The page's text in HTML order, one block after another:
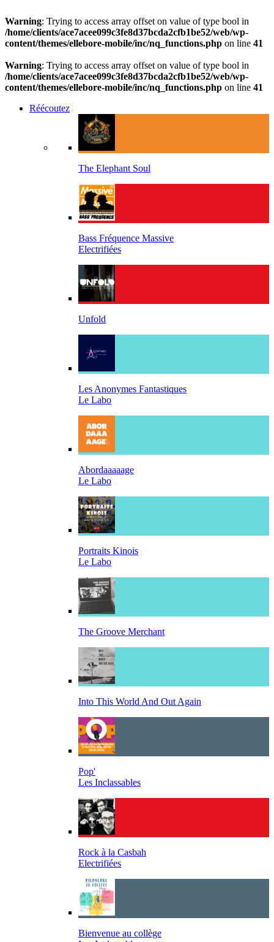
Warning: Trying to access array offset on value of type bool in
/home/clients/ace7acee099c3fe8d37bcda2cfb1be52/web/wp-
content/themes/ellebore-mobile/inc/nq_functions.php on line 41
Warning: Trying to access array offset on value of type bool in
/home/clients/ace7acee099c3fe8d37bcda2cfb1be52/web/wp-
content/themes/ellebore-mobile/inc/nq_functions.php on line 41
Réécoutez
The Elephant Soul
Bass Fréquence Massive
Electrifiées
Unfold
Les Anonymes Fantastiques
Le Labo
Abordaaaaage
Le Labo
Portraits Kinois
Le Labo
The Groove Merchant
Into This World And Out Again
Pop'
Les Inclassables
Rock à la Casbah
Electrifiées
Bienvenue au collège